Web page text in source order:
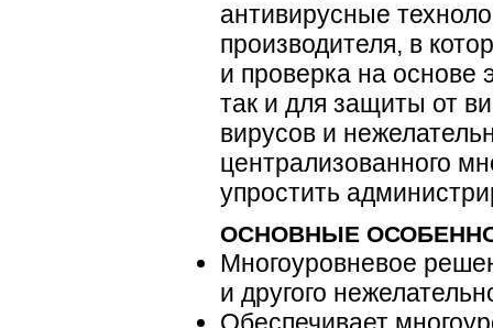
антивирусные
производителя, в
и проверка на основе
так и для защиты от
вирусов и
централизованного
упростить
ОСНОВНЫЕ
Многоуровневое
и другого